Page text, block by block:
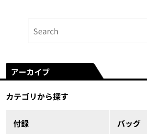
アーカイブ
カテゴリから探す
付録 バッグ